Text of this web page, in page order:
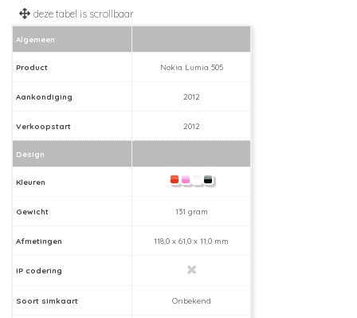
Algemeen
Product Nokia Lumia 505
Aankondiging 2012
Verkoopstart 2012
Design
Kleuren
Gewicht 131 gram
Afmetingen 118,0 x 61,0 x 11,0 mm
IP codering
Soort simkaart Onbekend